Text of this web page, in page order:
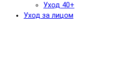
Уход 40+
Уход за лицом